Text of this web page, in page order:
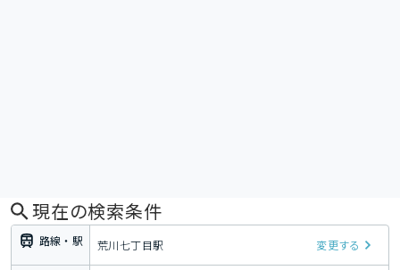
現在の検索条件
路線・駅 荒川七丁目駅 変更する